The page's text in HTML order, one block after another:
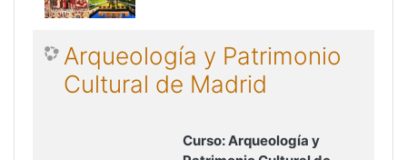
Arqueología y Patrimonio
Cultural de Madrid
Curso: Arqueología y